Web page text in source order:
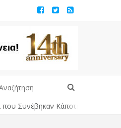
Κάποτε στο Παρελθόν